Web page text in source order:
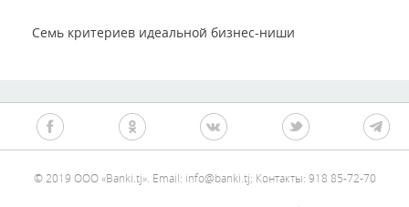
Семь критериев идеальной бизнес-ниши
© 2019 ООО «Banki.tj». Email: info@banki.tj; Контакты: 918 85-72-70